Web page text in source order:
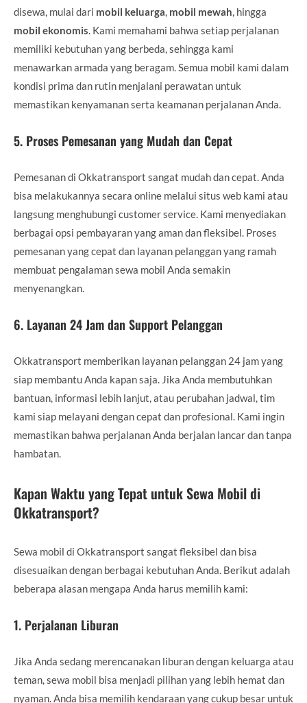
disewa, mulai dari mobil keluarga mobil mewah , hingga
mobil ekonomis . Kami memahami bahwa setiap perjalanan
memiliki kebutuhan yang berbeda, sehingga kami
menawarkan armada yang beragam. Semua mobil kami dalam
kondisi prima dan rutin menjalani perawatan untuk
memastikan kenyamanan serta keamanan perjalanan Anda.
5. Proses Pemesanan yang Mudah dan Cepat
Pemesanan di Okkatransport sangat mudah dan cepat. Anda
bisa melakukannya secara online melalui situs web kami atau
langsung menghubungi customer service. Kami menyediakan
berbagai opsi pembayaran yang aman dan fleksibel. Proses
pemesanan yang cepat dan layanan pelanggan yang ramah
membuat pengalaman sewa mobil Anda semakin
menyenangkan.
6. Layanan 24 Jam dan Support Pelanggan
Okkatransport memberikan layanan pelanggan 24 jam yang
siap membantu Anda kapan saja. Jika Anda membutuhkan
bantuan, informasi lebih lanjut, atau perubahan jadwal, tim
kami siap melayani dengan cepat dan profesional. Kami ingin
memastikan bahwa perjalanan Anda berjalan lancar dan tanpa
hambatan.
Kapan Waktu yang Tepat untuk Sewa Mobil di
Okkatransport?
Sewa mobil di Okkatransport sangat fleksibel dan bisa
disesuaikan dengan berbagai kebutuhan Anda. Berikut adalah
beberapa alasan mengapa Anda harus memilih kami:
1. Perjalanan Liburan
Jika Anda sedang merencanakan liburan dengan keluarga atau
teman, sewa mobil bisa menjadi pilihan yang lebih hemat dan
nyaman. Anda bisa memilih kendaraan yang cukup besar untuk